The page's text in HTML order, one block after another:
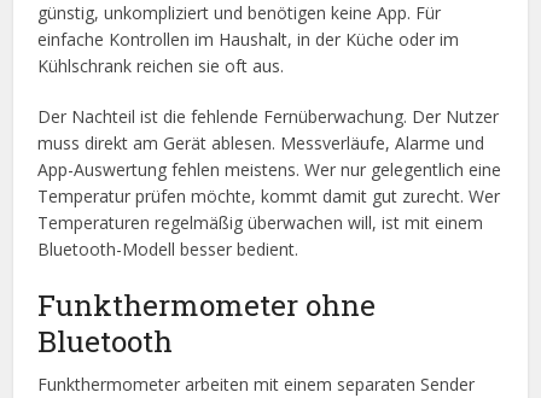
günstig, unkompliziert und benötigen keine App. Für
einfache Kontrollen im Haushalt, in der Küche oder im
Kühlschrank reichen sie oft aus.
Der Nachteil ist die fehlende Fernüberwachung. Der Nutzer
muss direkt am Gerät ablesen. Messverläufe, Alarme und
App-Auswertung fehlen meistens. Wer nur gelegentlich eine
Temperatur prüfen möchte, kommt damit gut zurecht. Wer
Temperaturen regelmäßig überwachen will, ist mit einem
Bluetooth-Modell besser bedient.
Funkthermometer ohne
Bluetooth
Funkthermometer arbeiten mit einem separaten Sender